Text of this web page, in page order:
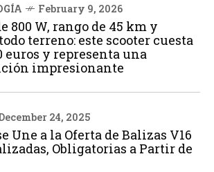
February 9, 2026
800 W, rango de 45 km y
terreno: este scooter cuesta
euros y representa una
impresionante
24, 2025
Une a la Oferta de Balizas V16
Obligatorias a Partir de